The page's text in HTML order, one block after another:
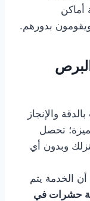
أماكن
بدورهم.
والإنجاز
تحصل
وبدون أي
الخدمة يتم
حشرات في